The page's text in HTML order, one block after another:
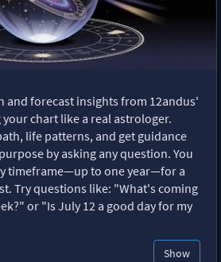
and forecast insights from 12andus'
chart like a real astrologer.
life patterns, and get guidance
by asking any question. You
timeframe—up to one year—for a
Try questions like: "What's coming
or "Is July 12 a good day for my
Show